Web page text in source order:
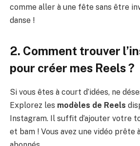
comme aller à une fête sans être
danse !
2. Comment trouver
pour créer mes Reels ?
Si vous êtes à court d’idées, ne
Explorez les modèles de Reels
Instagram. Il suffit d’ajouter votre
et bam ! Vous avez une vidéo prête